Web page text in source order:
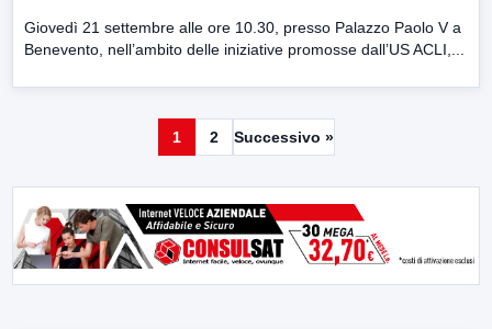
Giovedì 21 settembre alle ore 10.30, presso Palazzo Paolo V a
Benevento, nell’ambito delle iniziative promosse dall’US ACLI,...
1 2 Successivo »